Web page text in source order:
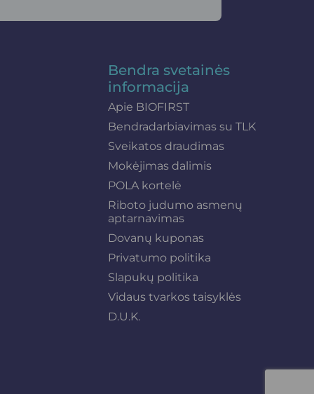
Bendra svetainės
informacija
Apie BIOFIRST
Bendradarbiavimas su TLK
Sveikatos draudimas
Mokėjimas dalimis
POLA kortelė
Riboto judumo asmenų
aptarnavimas
Dovanų kuponas
Privatumo politika
Slapukų politika
Vidaus tvarkos taisyklės
D.U.K.